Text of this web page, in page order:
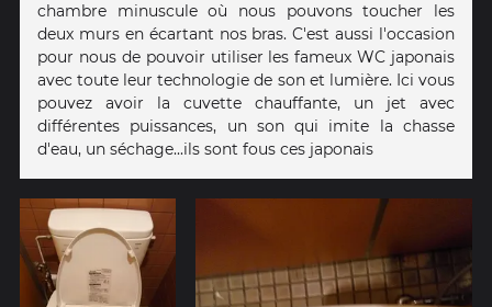
chambre minuscule où nous pouvons toucher les
deux murs en écartant nos bras. C'est aussi l'occasion
pour nous de pouvoir utiliser les fameux WC japonais
avec toute leur technologie de son et lumière. Ici vous
pouvez avoir la cuvette chauffante, un jet avec
différentes puissances, un son qui imite la chasse
d'eau, un séchage...ils sont fous ces japonais